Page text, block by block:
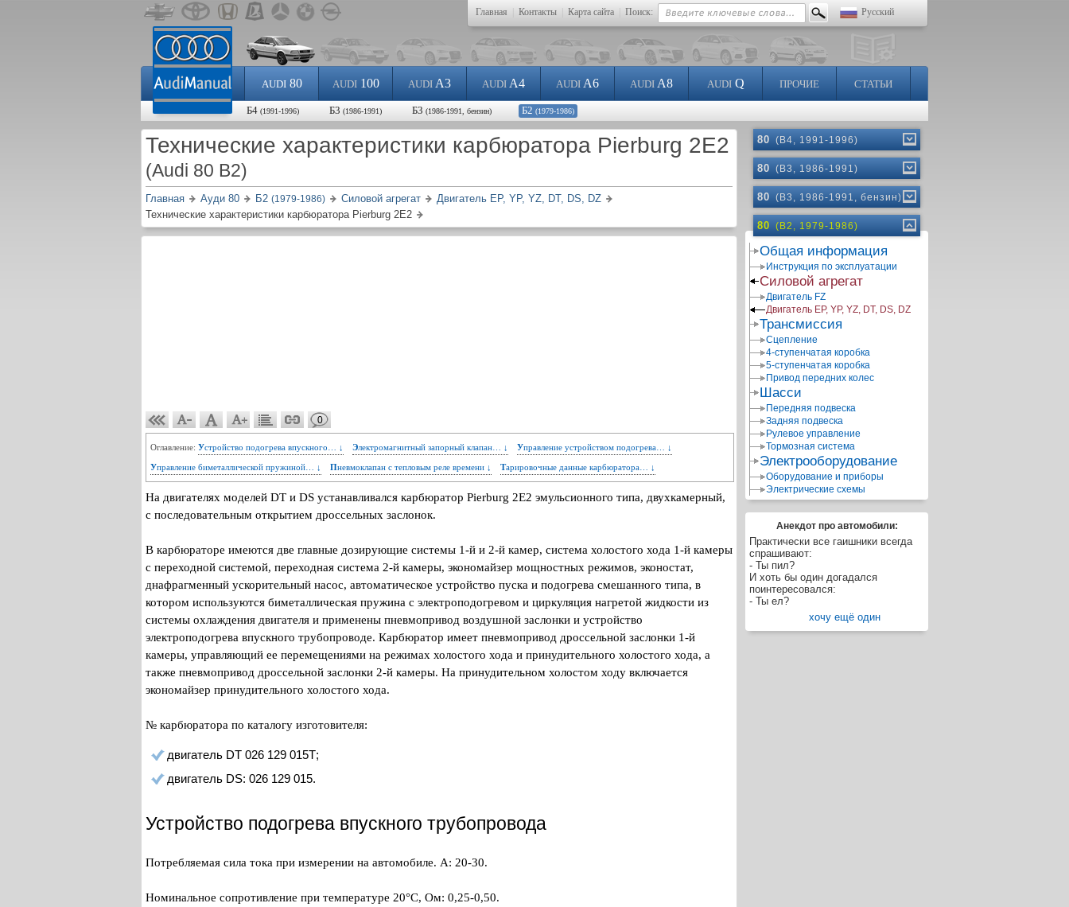
Главная Контакты Карта сайта Поиск: Русский
AUDI80 AUDI100 AUDI A3 AUDI A4 AUDI A6 AUDI A8 AUDIQ ПРОЧИЕ СТАТЬИ
Б4 (1991-1996) Б3 (1986-1991) Б3 (1986-1991, бензин) Б2 (1979-1986)
Технические характеристики карбюратора Pierburg 2Е2
(Audi 80 B2)
Главная Ауди 80 Б2 (1979-1986) Силовой агрегат
Двигатель EP, YP, YZ, DT, DS, DZ
Технические характеристики карбюратора Pierburg 2Е2
0
Оглавление: Устройство подогрева впускного… ↓ Электромагнитный запорный клапан… ↓ Управление устройством подогрева… ↓
Управление биметаллической пружиной… ↓ Пневмоклапан с тепловым реле времени ↓ Тарировочные данные карбюратора… ↓
На двигателях моделей DT и DS устанавливался карбюратор Pierburg 2Е2 эмульсионного типа, двухкамерный,
с последовательным открытием дроссельных заслонок.
В карбюраторе имеются две главные дозирующие системы 1-й и 2-й камер, система холостого хода 1-й камеры
с переходной системой, переходная система 2-й камеры, экономайзер мощностных режимов, эконостат,
днафрагменный ускорительный насос, автоматическое устройство пуска и подогрева смешанного типа, в
котором используются биметаллическая пружина с электроподогревом и циркуляция нагретой жидкости из
системы охлаждения двигателя и применены пневмопривод воздушной заслонки и устройство
электроподогрева впускного трубопроводе. Карбюратор имеет пневмопривод дроссельной заслонки 1-й
камеры, управляющий ее перемещениями на режимах холостого хода и принудительного холостого хода, а
также пневмопривод дроссельной заслонки 2-й камеры. На принудительном холостом ходу включается
экономайзер принудительного холостого хода.
№ карбюратора по каталогу изготовителя:
двигатель DT 026 129 015Т;
двигатель DS: 026 129 015.
Устройство подогрева впускного трубопровода
Потребляемая сила тока при измерении на автомобиле. А: 20-30.
Номинальное сопротивление при температуре 20°C, Ом: 0,25-0,50.
80 (B4, 1991-1996)
80 (B3, 1986-1991)
80 (B3, 1986-1991, бензин)
80 (B2, 1979-1986)
Общая информация
Инструкция по эксплуатации
Силовой агрегат
Двигатель FZ
Двигатель EP, YP, YZ, DT, DS, DZ
Трансмиссия
Сцепление
4-ступенчатая коробка
5-ступенчатая коробка
Привод передних колес
Шасси
Передняя подвеска
Задняя подвеска
Рулевое управление
Тормозная система
Электрооборудование
Оборудование и приборы
Электрические схемы
Анекдот про автомобили:
Практически все гаишники всегда
спрашивают:
- Ты пил?
И хоть бы один догадался
поинтересовался:
- Ты ел?
хочу ещё один